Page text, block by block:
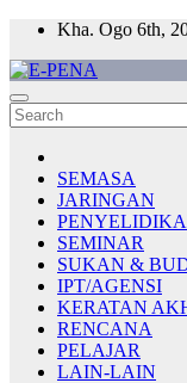
Skip
content
Kha. Ogo 6th,
E-PENA
Berita Digital Terkini
SEMASA
JARINGAN
SEMINAR
SUKAN &
IPT/AGENSI
KERATAN
RENCANA
PELAJAR
LAIN-LAIN